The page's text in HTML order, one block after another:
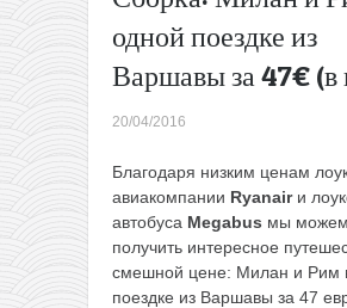
одной поездке из
Варшавы за 47€
20/04/2016
Благодаря низким ценам
авиакомпании Ryanair и
автобуса Megabus мы можем
получить интересное
смешной цене: Милан и Рим
поездке из Варшавы за 47